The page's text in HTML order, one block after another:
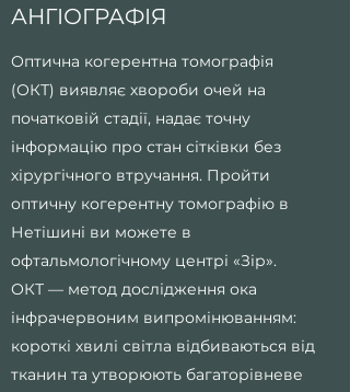
АНГІОГРАФІЯ
Оптична когерентна томографія
(ОКТ) виявляє хвороби очей на
початковій стадії, надає точну
інформацію про стан сітківки без
хірургічного втручання. Пройти
оптичну когерентну томографію в
Нетішині ви можете в
офтальмологічному центрі «Зір».
ОКТ — метод дослідження ока
інфрачервоним випромінюванням:
короткі хвилі світла відбиваються від
тканин та утворюють багаторівневе